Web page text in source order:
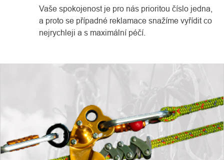
Vaše spokojenost je pro nás prioritou číslo jedna,
a proto se případné reklamace snažíme vyřídit co
nejrychleji a s maximální péčí.